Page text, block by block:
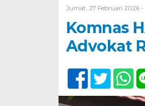
Jumat, 27 Februari 2026 -
Komnas
Advokat